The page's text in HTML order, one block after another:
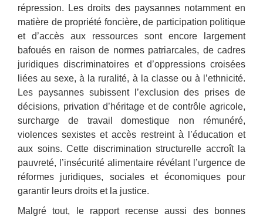
répression. Les droits des paysannes notamment en
matière de propriété foncière, de participation politique
et d’accès aux ressources sont encore largement
bafoués en raison de normes patriarcales, de cadres
juridiques discriminatoires et d’oppressions croisées
liées au sexe, à la ruralité, à la classe ou à l’ethnicité.
Les paysannes subissent l’exclusion des prises de
décisions, privation d’héritage et de contrôle agricole,
surcharge de travail domestique non rémunéré,
violences sexistes et accès restreint à l’éducation et
aux soins. Cette discrimination structurelle accroît la
pauvreté, l’insécurité alimentaire révélant l’urgence de
réformes juridiques, sociales et économiques pour
garantir leurs droits et la justice.
Malgré tout, le rapport recense aussi des bonnes